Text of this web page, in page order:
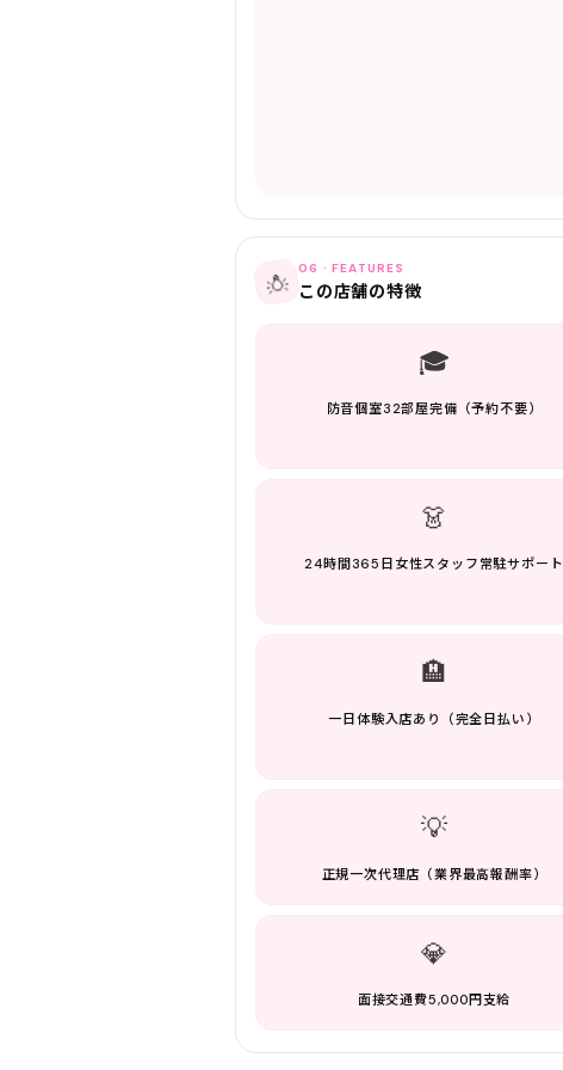
💡 06 · FEATURES
この店舗の特徴
🎓
防音個室32部屋完備（予約不要）
👗
24時間365日女性スタッフ常駐サポート
🏨
一日体験入店あり（完全日払い）
💡
正規一次代理店（業界最高報酬率）
💎
面接交通費5,000円支給